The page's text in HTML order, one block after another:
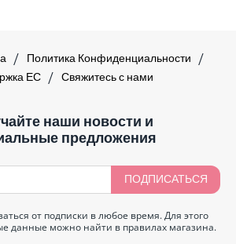
Политика Конфиденциальности
ЕС
Свяжитесь с нами
наши новости и
предложения
ПОДПИСАТЬСЯ
от подписки в любое время. Для этого
данные можно найти в правилах магазина.